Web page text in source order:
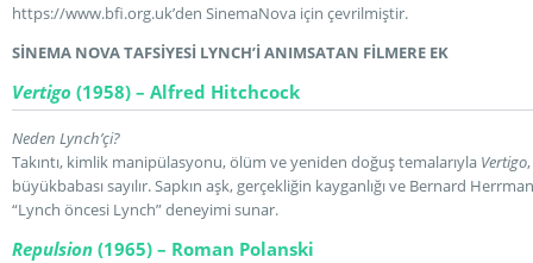
https://www.bfi.org.uk’den SinemaNova için çevrilmiştir.
SİNEMA NOVA TAFSİYESİ LYNCH’İ ANIMSATAN FİLMERE EK
Vertigo (1958) – Alfred Hitchcock
Neden Lynch’çi?
Takıntı, kimlik manipülasyonu, ölüm ve yeniden doğuş temalarıyla Vertigo
büyükbabası sayılır. Sapkın aşk, gerçekliğin kayganlığı ve Bernard
“Lynch öncesi Lynch” deneyimi sunar.
Repulsion (1965) – Roman Polanski